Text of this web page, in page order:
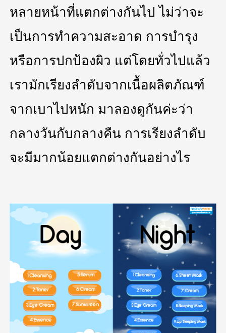
หลายหน้าที่แตกต่างกันไป ไม่ว่าจะ
เป็นการทำความสะอาด การบำรุง
หรือการปกป้องผิว แต่โดยทั่วไปแล้ว
เรามักเรียงลำดับจากเนื้อผลิตภัณฑ์
จากเบาไปหนัก มาลองดูกันค่ะว่า
กลางวันกับกลางคืน การเรียงลำดับ
จะมีมากน้อยแตกต่างกันอย่างไร